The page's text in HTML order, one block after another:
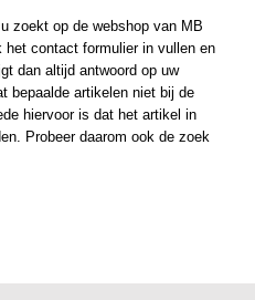
zoekt op de webshop van MB
het contact formulier in vullen en
dan altijd antwoord op uw
bepaalde artikelen niet bij de
hiervoor is dat het artikel in
Probeer daarom ook de zoek